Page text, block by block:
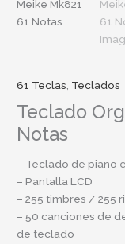
61 Teclas Teclados
Teclado
Notas
– Teclado de piano
– Pantalla LCD
– 255 timbres / 255
– 50 canciones de
de teclado